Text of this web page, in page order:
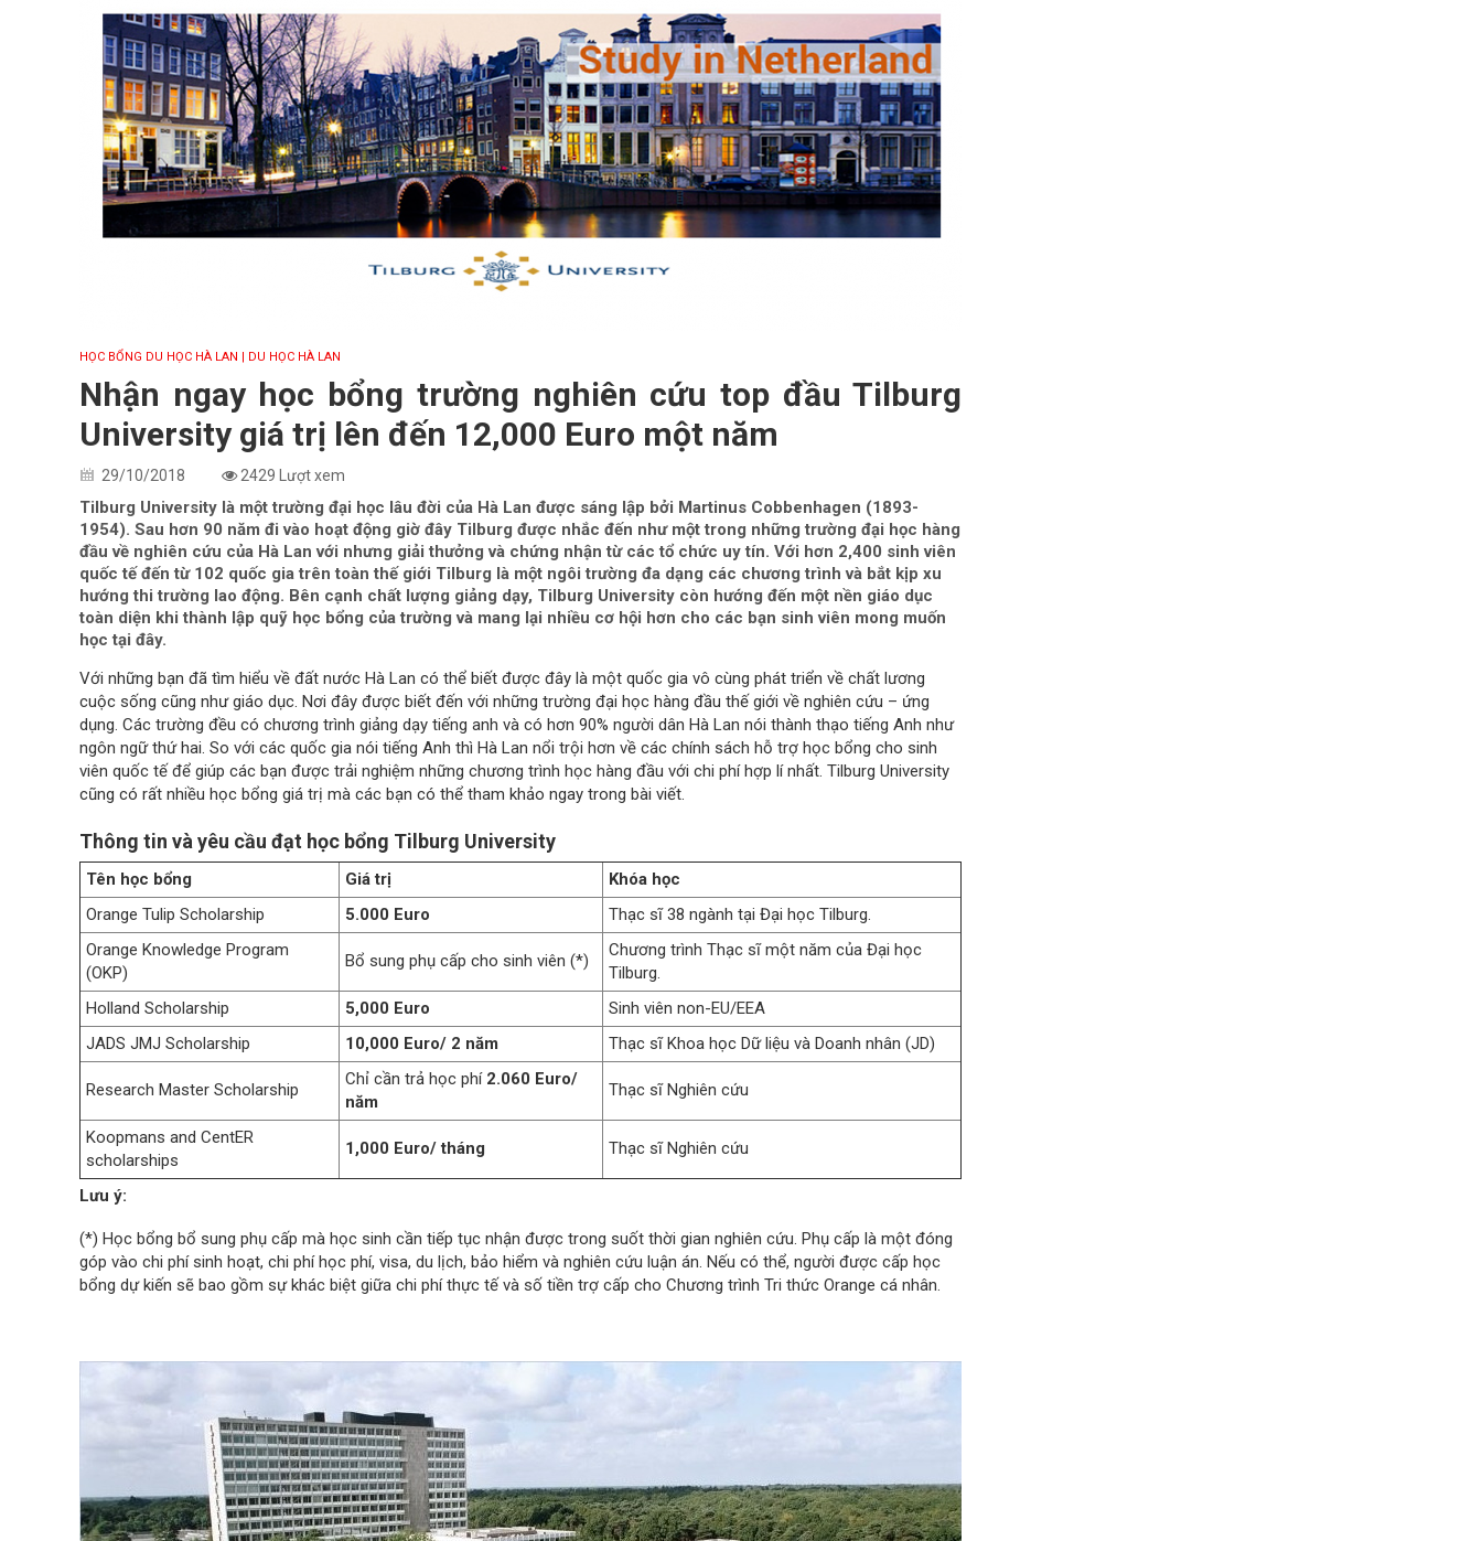
HỌC BỔNG DU HỌC HÀ LAN | DU HỌC HÀ LAN
Nhận ngay học bổng trường nghiên cứu top đầu Tilburg
University giá trị lên đến 12,000 Euro một năm
29/10/2018 2429 Lượt xem
Tilburg University là một trường đại học lâu đời của Hà Lan được sáng lập bởi Martinus Cobbenhagen (1893-
1954). Sau hơn 90 năm đi vào hoạt động giờ đây Tilburg được nhắc đến như một trong những trường đại học hàng
đầu về nghiên cứu của Hà Lan với nhưng giải thưởng và chứng nhận từ các tổ chức uy tín. Với hơn 2,400 sinh viên
quốc tế đến từ 102 quốc gia trên toàn thế giới Tilburg là một ngôi trường đa dạng các chương trình và bắt kịp xu
hướng thi trường lao động. Bên cạnh chất lượng giảng dạy, Tilburg University còn hướng đến một nền giáo dục
toàn diện khi thành lập quỹ học bổng của trường và mang lại nhiều cơ hội hơn cho các bạn sinh viên mong muốn
học tại đây.
Với những bạn đã tìm hiểu về đất nước Hà Lan có thể biết được đây là một quốc gia vô cùng phát triển về chất lương
cuộc sống cũng như giáo dục. Nơi đây được biết đến với những trường đại học hàng đầu thế giới về nghiên cứu – ứng
dụng. Các trường đều có chương trình giảng dạy tiếng anh và có hơn 90% người dân Hà Lan nói thành thạo tiếng Anh như
ngôn ngữ thứ hai. So với các quốc gia nói tiếng Anh thì Hà Lan nổi trội hơn về các chính sách hỗ trợ học bổng cho sinh
viên quốc tế để giúp các bạn được trải nghiệm những chương trình học hàng đầu với chi phí hợp lí nhất. Tilburg University
cũng có rất nhiều học bổng giá trị mà các bạn có thể tham khảo ngay trong bài viết.
Thông tin và yêu cầu đạt học bổng Tilburg University
Tên học bổng Giá trị
Khóa học
Orange Tulip Scholarship
5.000 Euro
Thạc sĩ 38 ngành tại Đại học Tilburg.
Orange Knowledge Program
(OKP)
Bổ sung phụ cấp cho sinh viên (*)
Chương trình Thạc sĩ một năm của Đại học
Tilburg.
Holland Scholarship
5,000 Euro
Sinh viên non-EU/EEA
JADS JMJ Scholarship
10,000 Euro/ 2 năm Thạc sĩ Khoa học Dữ liệu và Doanh nhân (JD)
Research Master Scholarship
Chỉ cần trả học phí 2.060 Euro/
năm
Thạc sĩ Nghiên cứu
Koopmans and CentER
scholarships
1,000 Euro/ tháng Thạc sĩ Nghiên cứu
Lưu ý:
(*) Học bổng bổ sung phụ cấp mà học sinh cần tiếp tục nhận được trong suốt thời gian nghiên cứu. Phụ cấp là một đóng
góp vào chi phí sinh hoạt, chi phí học phí, visa, du lịch, bảo hiểm và nghiên cứu luận án. Nếu có thể, người được cấp học
bổng dự kiến ​​sẽ bao gồm sự khác biệt giữa chi phí thực tế và số tiền trợ cấp cho Chương trình Tri thức Orange cá nhân.